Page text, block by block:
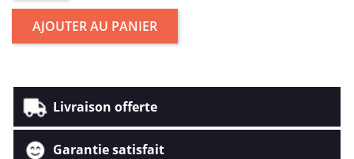
AJOUTER AU PANIER
Livraison offerte
Garantie satisfait